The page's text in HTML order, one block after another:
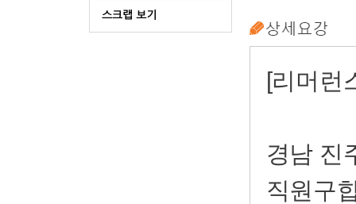
[리머런
경남 진
직원구